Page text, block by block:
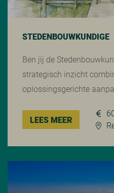
STEDENBOUWKUNDIGE
Ben jij de
strategisch inzicht
oplossingsgerichte
LEES MEER